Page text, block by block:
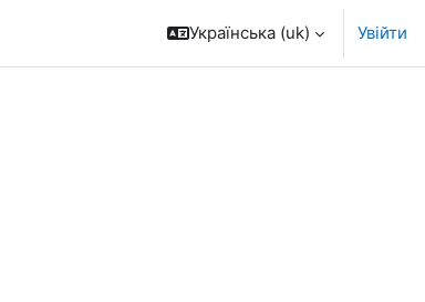
Українська ‎(uk)‎ Увійти